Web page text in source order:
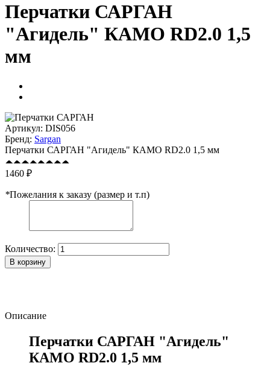
Перчатки САРГАН
"Агидель" КАМО RD2.0 1,5
мм
Артикул: DIS056
Бренд: Sargan
Перчатки САРГАН "Агидель" КАМО RD2.0 1,5 мм
1460 ₽
*Пожелания к заказу (размер и т.п)
Количество:
В корзину
Описание
Перчатки САРГАН "Агидель"
КАМО RD2.0 1,5 мм